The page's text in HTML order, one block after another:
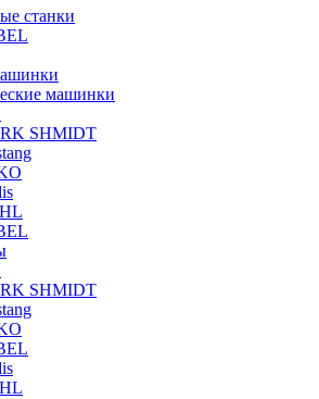
станки
машинки
SHMIDT
SHMIDT